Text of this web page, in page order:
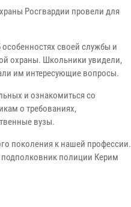
Росгвардии провели для
особенностях своей службы и
охраны. Школьники увидели,
им интересующие вопросы.
и ознакомиться со
о требованиях,
вузы.
поколения к нашей профессии.
подполковник полиции Керим